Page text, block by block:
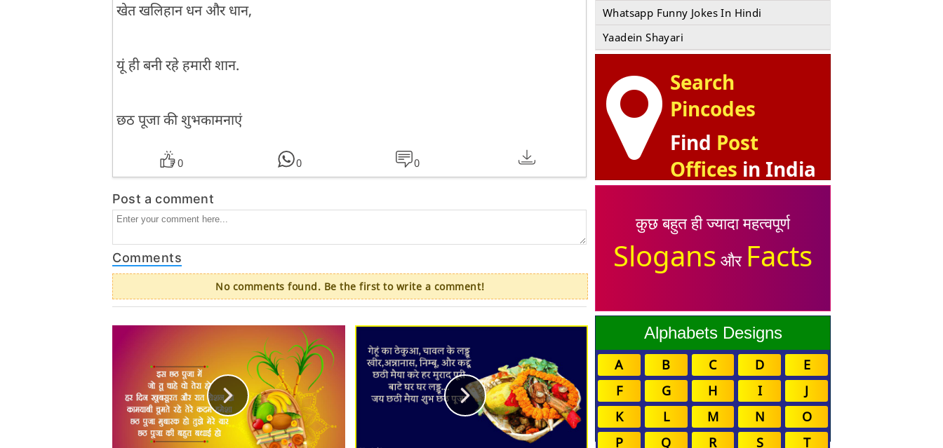
खेत खलिहान धन और धान,
यूं ही बनी रहे हमारी शान.
छठ पूजा की शुभकामनाएं
0 0 0
Post a comment
Comments
No comments found. Be the first to write a comment!
Whatsapp Funny Jokes In Hindi
Yaadein Shayari
Search
Pincodes
Find Post
Offices in India
कुछ बहुत ही ज्यादा महत्वपूर्ण
Slogans और Facts
Alphabets Designs
A B C D
E
F
G H I
J
K
L M N
O
P
Q R S T